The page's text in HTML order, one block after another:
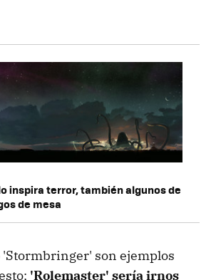
inspira terror, también algunos de
de mesa
'Stormbringer' son ejemplos
'Rolemaster' sería irnos